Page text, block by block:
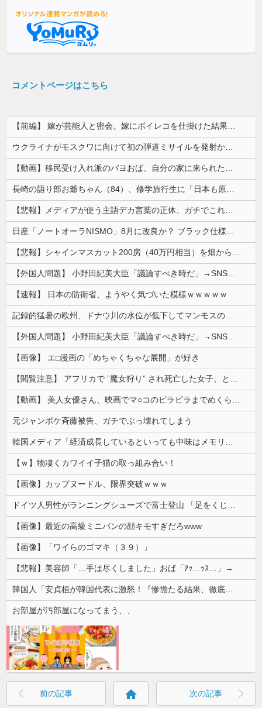
コメントページはこちら
【前編】 嫁が芸能人と密会。嫁にボイレコを仕掛けた結果まさかの
ウクライナがモスクワに向けて初の弾道ミサイルを発射か？！
【動画】移民受け入れ派のパヨおば、自分の家に来られたら全力で拒否るｗｗｗｗｗｗｗｗｗｗ
長崎の語り部お爺ちゃん（84）、修学旅行生に「日本も原爆を持たないと負ける」と言われびっくり！ 被団協代表（85）も中学生に「核を持たないで日本...
【悲報】メディアが使う主語デカ言葉の正体、ガチでこれだったｗｗｗｗ
日産「ノートオーラNISMO」8月に改良か？ ブラック仕様追加の可能性
【悲報】シャインマスカット200房（40万円相当）を畑から盗んだ男を逮捕 ネットで販売していた模様
【外国人問題】 小野田紀美大臣「議論すべき時だ」→SNS「まだ議論もしてなかったんだ...」→小野田大臣「これが進歩状況です」めちゃくちゃ仕事して...
【速報】 日本の防衛省、ようやく気づいた模様ｗｗｗｗｗ
記録的猛暑の欧州、ドナウ川の水位が低下してマンモスの骨や沈没したドイツ軍の戦艦が出現
【外国人問題】 小野田紀美大臣「議論すべき時だ」→SNS「まだ議論もしてなかったんだ...」→小野田大臣「これが進歩状況です」めちゃくちゃ仕事して...
【画像】 エ□漫画の「めちゃくちゃな展開」が好き
【閲覧注意】 アフリカで ”魔女狩り” され死亡した女子、とんでもなくエ□い体してると話題に
【動画】 美人女優さん、映画でマ○コのビラビラまでめくらせてしまうｗｗｗｗｗｗ
元ジャンポケ斉藤被告、ガチでぶっ壊れてしまう
韓国メディア「経済成長しているといっても中味はメモリ価格だけ。雇用増加見通しが半減してしまった」……韓国の内需不況は根強い状況っすね
【ｗ】物凄くカワイイ子猫の取っ組み合い！
【画像】カップヌードル、限界突破ｗｗｗ
ドイツ人男性がランニングシューズで富士登山 「足をくじいて動けない」
【画像】最近の高級ミニバンの顔キモすぎだろwww
【画像】「ワイらのゴマキ（３９）」
【悲報】美容師「…手は尽くしました」おば「ｱｯ…ｯｽ…」→
韓国人「安貞桓が韓国代表に激怒！『惨憺たる結果、徹底的な刷新が必要だ』と監督や協会を痛烈批判」
お部屋が汚部屋になってまう、、
前の記事 home 次の記事